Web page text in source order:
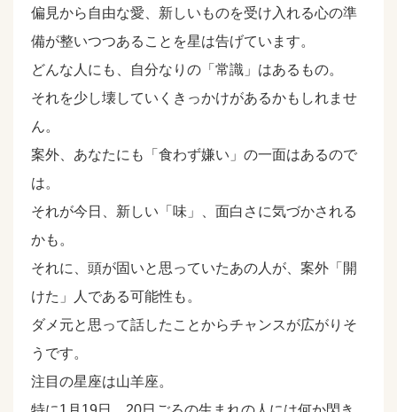
偏見から自由な愛、新しいものを受け入れる心の準
備が整いつつあることを星は告げています。
どんな人にも、自分なりの「常識」はあるもの。
それを少し壊していくきっかけがあるかもしれませ
ん。
案外、あなたにも「食わず嫌い」の一面はあるので
は。
それが今日、新しい「味」、面白さに気づかされる
かも。
それに、頭が固いと思っていたあの人が、案外「開
けた」人である可能性も。
ダメ元と思って話したことからチャンスが広がりそ
うです。
注目の星座は山羊座。